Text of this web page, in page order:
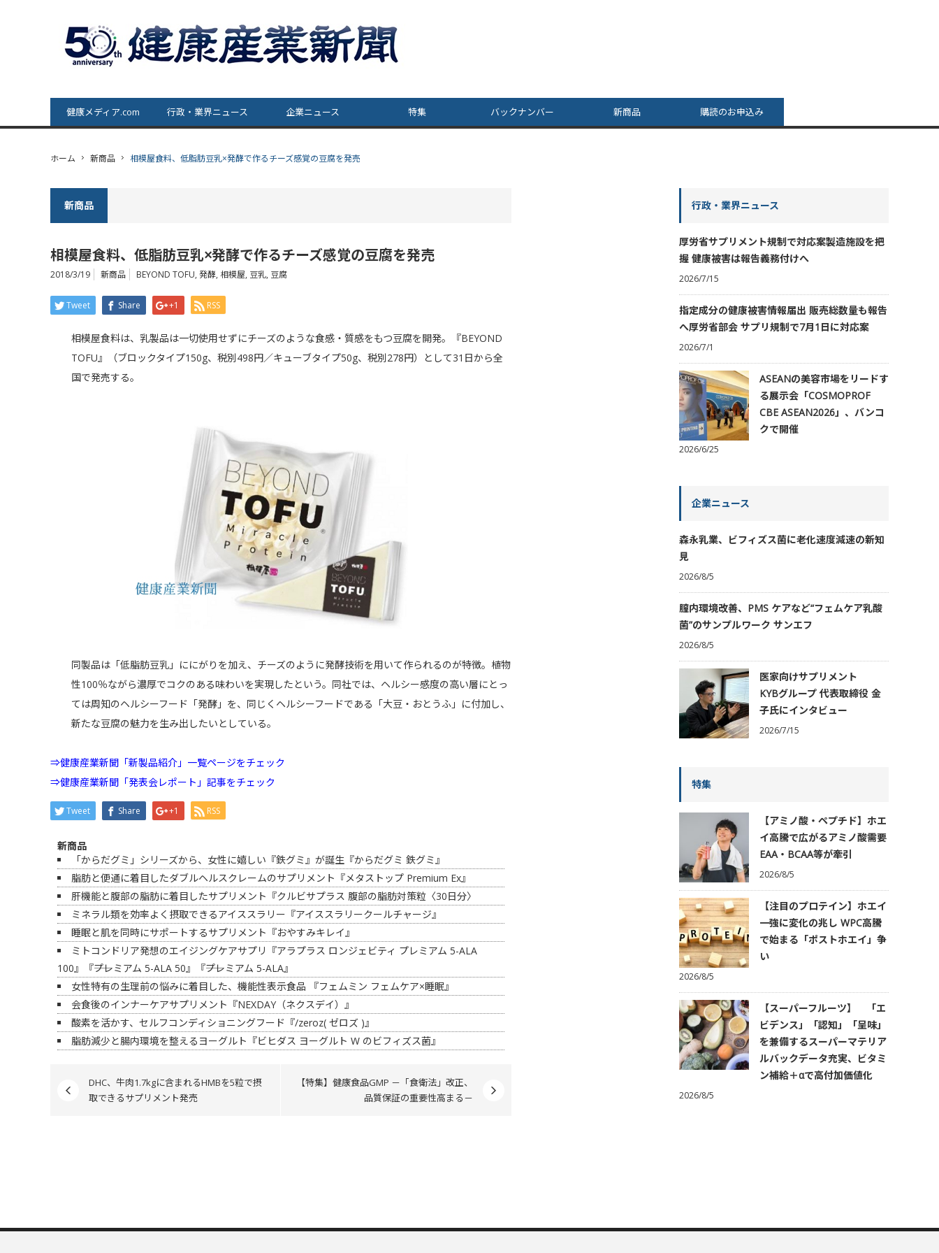
健康メディア.com 行政・業界ニュース 企業ニュース 特集 バックナンバー 新商品 購読のお申込み
ホーム 新商品 相模屋食料、低脂肪豆乳×発酵で作るチーズ感覚の豆腐を発売
新商品
相模屋食料、低脂肪豆乳×発酵で作るチーズ感覚の豆腐を発売
2018/3/19 新商品 BEYOND TOFU, 発酵, 相模屋, 豆乳, 豆腐
Tweet Share +1 RSS
相模屋食料は、乳製品は一切使用せずにチーズのような食感・質感をもつ豆腐を開発。『BEYOND
TOFU』（ブロックタイプ150g、税別498円／キューブタイプ50g、税別278円）として31日から全
国で発売する。
同製品は「低脂肪豆乳」ににがりを加え、チーズのように発酵技術を用いて作られるのが特徴。植物
性100％ながら濃厚でコクのある味わいを実現したという。同社では、ヘルシー感度の高い層にとっ
ては周知のヘルシーフード「発酵」を、同じくヘルシーフードである「大豆・おとうふ」に付加し、
新たな豆腐の魅力を生み出したいとしている。
⇒健康産業新聞「新製品紹介」一覧ページをチェック
⇒健康産業新聞「発表会レポート」記事をチェック
Tweet Share +1 RSS
新商品
「からだグミ」シリーズから、女性に嬉しい『鉄グミ』が誕生『からだグミ 鉄グミ』
脂肪と便通に着目したダブルヘルスクレームのサプリメント『メタストップ Premium Ex』
肝機能と腹部の脂肪に着目したサプリメント『クルビサプラス 腹部の脂肪対策粒〈30日分〉
ミネラル類を効率よく摂取できるアイススラリー『アイススラリークールチャージ』
睡眠と肌を同時にサポートするサプリメント『おやすみキレイ』
ミトコンドリア発想のエイジングケアサプリ『アラプラス ロンジェビティ プレミアム 5-ALA
100』『――プレミアム 5-ALA 50』『――プレミアム 5-ALA』
女性特有の生理前の悩みに着目した、機能性表示食品 『フェムミン フェムケア×睡眠』
会食後のインナーケアサプリメント『NEXDAY（ネクスデイ）』
酸素を活かす、セルフコンディショニングフード『/zeroz( ゼロズ )』
脂肪減少と腸内環境を整えるヨーグルト『ビヒダス ヨーグルト W のビフィズス菌』
DHC、牛肉1.7kgに含まれるHMBを5粒で摂
取できるサプリメント発売
【特集】健康食品GMP －「食衛法」改正、
品質保証の重要性高まる－
行政・業界ニュース
厚労省サプリメント規制で対応案製造施設を把
握 健康被害は報告義務付けへ
2026/7/15
指定成分の健康被害情報届出 販売総数量も報告
へ厚労省部会 サプリ規制で7月1日に対応案
2026/7/1
ASEANの美容市場をリードす
る展示会「COSMOPROF
CBE ASEAN2026」、バンコ
クで開催
2026/6/25
企業ニュース
森永乳業、ビフィズス菌に老化速度減速の新知
見
2026/8/5
膣内環境改善、PMS ケアなど“フェムケア乳酸
菌”のサンプルワーク サンエフ
2026/8/5
医家向けサプリメント
KYBグループ 代表取締役 金
子氏にインタビュー
2026/7/15
特集
【アミノ酸・ペプチド】ホエ
イ高騰で広がるアミノ酸需要
EAA・BCAA等が牽引
2026/8/5
【注目のプロテイン】ホエイ
一強に変化の兆し WPC高騰
で始まる「ポストホエイ」争
い
2026/8/5
【スーパーフルーツ】 「エ
ビデンス」「認知」「呈味」
を兼備するスーパーマテリア
ルバックデータ充実、ビタミ
ン補給＋αで高付加価値化
2026/8/5